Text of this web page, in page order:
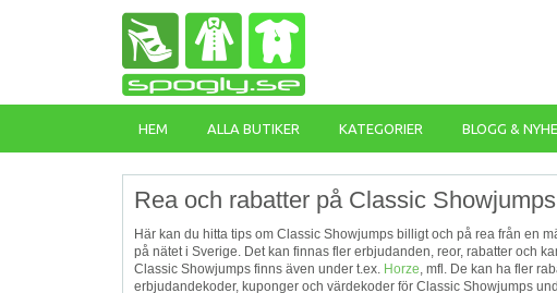
HEM ALLA BUTIKER KATEGORIER BLOGG &
Rea och rabatter på Classic
Här kan du hitta tips om Classic Showjumps billigt och på rea från en
på nätet i Sverige. Det kan finnas fler erbjudanden, reor, rabatter och
Classic Showjumps finns även under t.ex. Horze, mfl. De kan ha fler
erbjudandekoder, kuponger och värdekoder för Classic Showjumps